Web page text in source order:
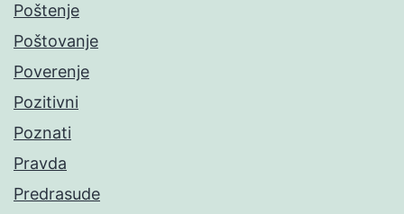
Poštenje
Poštovanje
Poverenje
Pozitivni
Poznati
Pravda
Predrasude